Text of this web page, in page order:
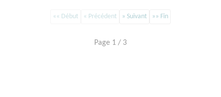
«« Début « Précédent » Suivant »» Fin
Page 1 / 3